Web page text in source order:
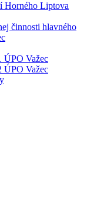
Horného Liptova
činnosti hlavného
ÚPO Važec
ÚPO Važec